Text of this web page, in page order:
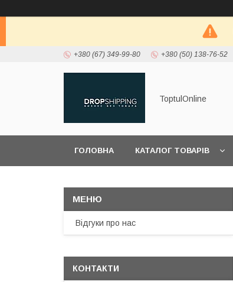
+380 (67) 349-99-80 +380 (50) 138-76-52
ToptulOnline
ГОЛОВНА КАТАЛОГ ТОВАРІВ
Відгуки про нас
КОНТАКТИ